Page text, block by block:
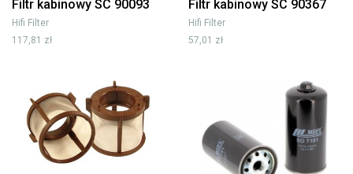
Filtr kabinowy SC 90093
Hifi Filter
117,81 zł
Filtr kabinowy SC 90367
Hifi Filter
57,01 zł